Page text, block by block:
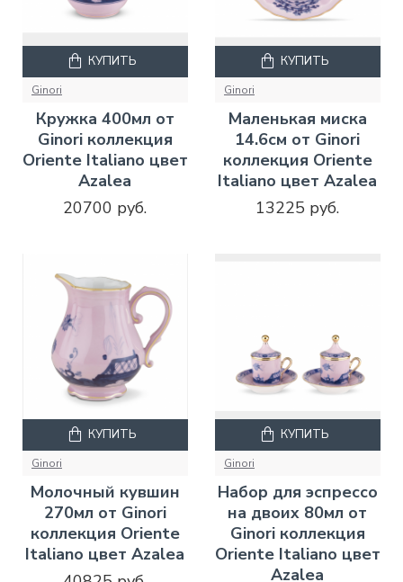
Ginori
Кружка 400мл от
Ginori коллекция
Oriente Italiano цвет
Azalea
20700 руб.
КУПИТЬ
Ginori
Маленькая миска
14.6см от Ginori
коллекция Oriente
Italiano цвет Azalea
13225 руб.
КУПИТЬ
Ginori
Молочный кувшин
270мл от Ginori
коллекция Oriente
Italiano цвет Azalea
КУПИТЬ
Ginori
Набор для эспрессо
на двоих 80мл от
Ginori коллекция
Oriente Italiano цвет
Azalea
КУПИТЬ